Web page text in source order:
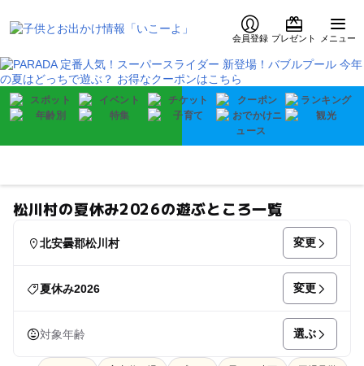
会員登録 プレゼント メニュー
松川村の夏休み2026の遊ぶところ一覧
北安曇郡松川村 変更
夏休み2026 変更
対象年齢 選ぶ